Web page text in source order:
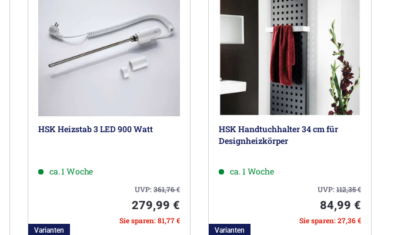
HSK Heizstab 3 LED 900 Watt
ca. 1 Woche
UVP:361,76€
279,99 €
Sie sparen: 81,77 €
Varianten
HSK Handtuchhalter 34 cm für
Designheizkörper
ca. 1 Woche
UVP:112,35€
84,99 €
Sie sparen: 27,36 €
Varianten